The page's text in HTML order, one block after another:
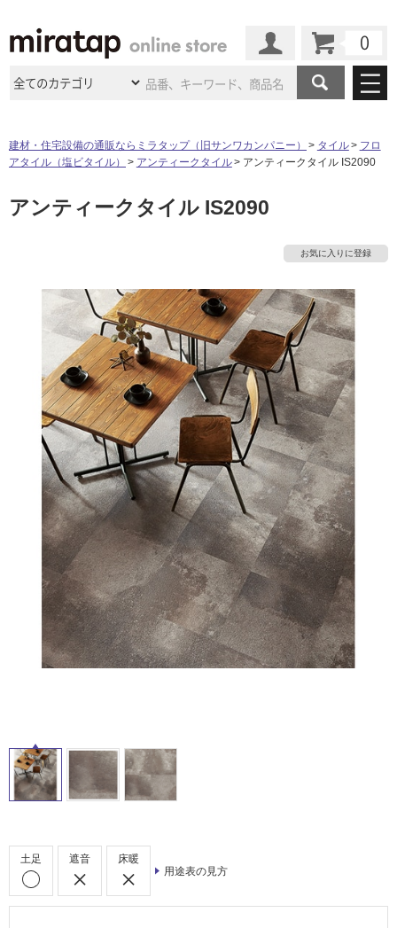
商品カテゴリ
キッチン
トイレ
エクステリア（外構）
ウッドデッキ フローリング・床材
収納 インテリア・家具
照明 ペット用品
内装用建材 パネル・壁材
ロートアイアン 天然石・石材
メンテナンス・施工材 新商品
施工事例
施工事例 法人案件納入事例
インタビュー
店舗・施設事例
ショールーム
ショールーム
大阪 ショールーム 仙台ショールーム
名古屋ショールーム 京都ショールーム
福岡ショールーム 札幌スマートショールー
ム
横浜スマートショールー
ウェルビーみのおHDC
BOX
サポート
ご利用ガイド 初めての方へ
よくある質問 お問い合わせ
修理お問い合わせ クレーム公開
説明書・図面検索 水まわり3年保証
お役立ち情報 住まいのスタイリング
アイデア
ミラタップ チャンネル
オンライン相談
その他サービス
ミラタップと創る家
ASOLIE
工事会社紹介Coziコンシ
ェルジュ
自分らしい家づくり
SUVACO
最高のリノベ会社がみつ
かるリノベりす
建材・住宅設備の通販ならミラタップ（旧サンワカンパニー） タイル
フロ
アタイル（塩ビタイル）
アンティークタイル アンティークタイル IS2090
アンティークタイル IS2090
お気に入りに登録
土足 遮音
床暖
用途表の見方
床・
浴
室
駐
車
場